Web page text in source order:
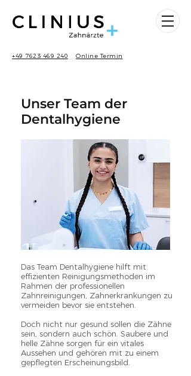
+49 7623 469 240 Online Termin
Unser Team der
Dentalhygiene
Das Team Dentalhygiene hilft mit
effizienten Reinigungsmethoden im
Rahmen der professionellen
Zahnreinigungen, Zahnerkrankungen zu
vermeiden bevor sie entstehen.
Doch nicht nur gesund sollen die Zähne
sein, sondern auch schön. Saubere und
helle Zähne sorgen für ein vitales
Aussehen und gehören mit zu einem
gepflegten Erscheinungsbild.